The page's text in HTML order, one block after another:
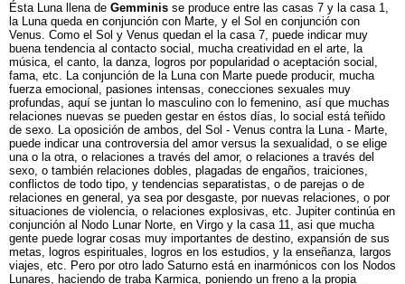
Ésta Luna llena de Gemminis se produce entre las casas 7 y la casa 1,
la Luna queda en conjunción con Marte, y el Sol en conjunción con
Venus. Como el Sol y Venus quedan el la casa 7, puede indicar muy
buena tendencia al contacto social, mucha creatividad en el arte, la
música, el canto, la danza, logros por popularidad o aceptación social,
fama, etc. La conjunción de la Luna con Marte puede producir, mucha
fuerza emocional, pasiones intensas, conecciones sexuales muy
profundas, aquí se juntan lo masculino con lo femenino, así que muchas
relaciones nuevas se pueden gestar en éstos días, lo social está teñido
de sexo. La oposición de ambos, del Sol - Venus contra la Luna - Marte,
puede indicar una controversia del amor versus la sexualidad, o se elige
una o la otra, o relaciones a través del amor, o relaciones a través del
sexo, o también relaciones dobles, plagadas de engaños, traiciones,
conflictos de todo tipo, y tendencias separatistas, o de parejas o de
relaciones en general, ya sea por desgaste, por nuevas relaciones, o por
situaciones de violencia, o relaciones explosivas, etc. Jupiter continúa en
conjunción al Nodo Lunar Norte, en Virgo y la casa 11, asi que mucha
gente puede lograr cosas muy importantes de destino, expansión de sus
metas, logros espirituales, logros en los estudios, y la enseñanza, largos
viajes, etc. Pero por otro lado Saturno está en inarmónicos con los Nodos
Lunares, haciendo de traba Karmica, poniendo un freno a la propia